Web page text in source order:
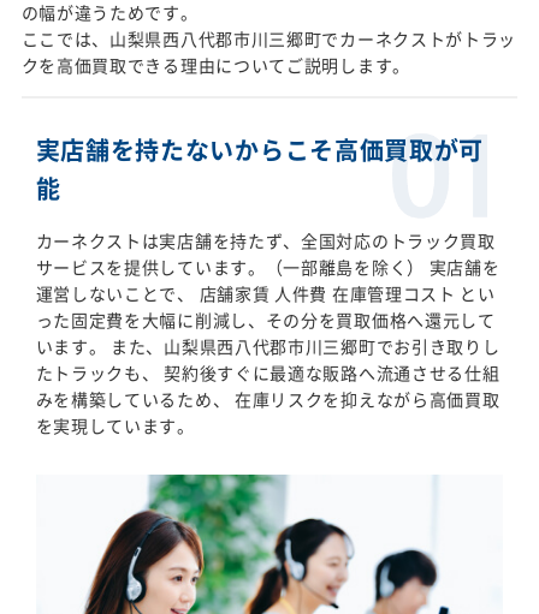
の幅が違うためです。
ここでは、山梨県西八代郡市川三郷町でカーネクストがトラッ
クを高価買取できる理由についてご説明します。
実店舗を持たないからこそ高価買取が可
能
カーネクストは実店舗を持たず、全国対応のトラック買取
サービスを提供しています。（一部離島を除く） 実店舗を
運営しないことで、 店舗家賃 人件費 在庫管理コスト とい
った固定費を大幅に削減し、その分を買取価格へ還元して
います。 また、山梨県西八代郡市川三郷町でお引き取りし
たトラックも、 契約後すぐに最適な販路へ流通させる仕組
みを構築しているため、 在庫リスクを抑えながら高価買取
を実現しています。